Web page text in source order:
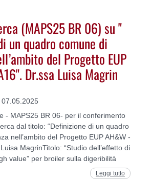
(MAPS25 BR 06) su "
un quadro comune di
del Progetto EUP
Dr.ssa Luisa Magrin
- MAPS25 BR 06- per il conferimento
dal titolo: “Definizione di un quadro
nell’ambito del Progetto EUP AH&W -
MagrinTitolo: “Studio dell’effetto di
value” per broiler sulla digeribilità
Leggi tutto